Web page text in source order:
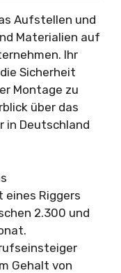
Aufstellen und
Materialien auf
Ihr
Sicherheit
Montage zu
über das
in Deutschland
Riggers
2.300 und
Gehalt von